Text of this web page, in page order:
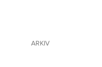
ARKIV